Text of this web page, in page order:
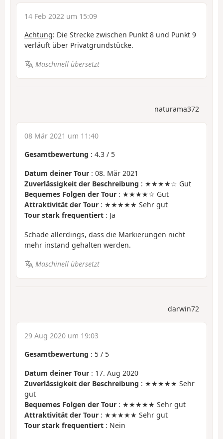
14 Feb 2022 um 15:09
Achtung: Die Strecke zwischen Punkt 8 und Punkt 9
verläuft über Privatgrundstücke.
Maschinell übersetzt
naturama372
08 Mär 2021 um 11:40
Gesamtbewertung : 4.3 / 5
Datum deiner Tour : 08. Mär 2021
Zuverlässigkeit der Beschreibung : ★★★★☆ Gut
Bequemes Folgen der Tour : ★★★★☆ Gut
Attraktivität der Tour : ★★★★★ Sehr gut
Tour stark frequentiert : Ja
Schade allerdings, dass die Markierungen nicht
mehr instand gehalten werden.
Maschinell übersetzt
darwin72
29 Aug 2020 um 19:03
Gesamtbewertung : 5 / 5
Datum deiner Tour : 17. Aug 2020
Zuverlässigkeit der Beschreibung : ★★★★★ Sehr
gut
Bequemes Folgen der Tour : ★★★★★ Sehr gut
Attraktivität der Tour : ★★★★★ Sehr gut
Tour stark frequentiert : Nein